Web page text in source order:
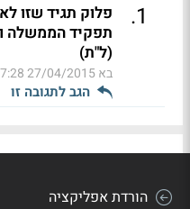
1
.
פלוק תגיד שזו
תפקיד הממשלה
(ל"ת)
בא27/04/2015 17:28
הגב לתגובה זו
הורדת אפליקציה